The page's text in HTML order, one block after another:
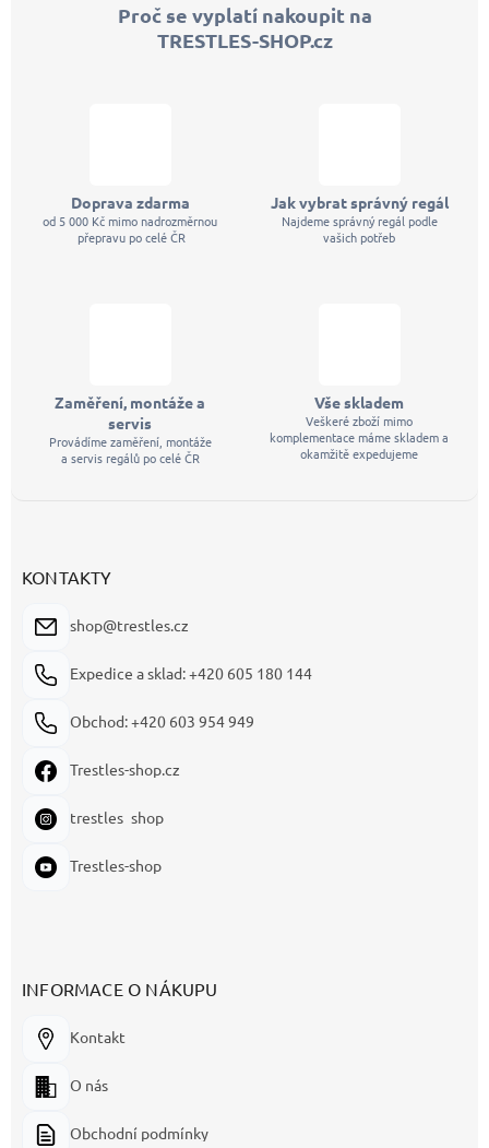
Proč se vyplatí nakoupit na
TRESTLES-SHOP.cz
Doprava zdarma
od 5 000 Kč mimo nadrozměrnou
přepravu po celé ČR
Jak vybrat správný regál
Najdeme správný regál podle
vašich potřeb
Zaměření, montáže a
servis
Provádíme zaměření, montáže
a servis regálů po celé ČR
Vše skladem
Veškeré zboží mimo
komplementace máme skladem a
okamžitě expedujeme
KONTAKTY
shop@trestles.cz
Expedice a sklad: +420 605 180 144
Obchod: +420 603 954 949
Trestles-shop.cz
trestles_shop
Trestles-shop
INFORMACE O NÁKUPU
Kontakt
O nás
Obchodní podmínky